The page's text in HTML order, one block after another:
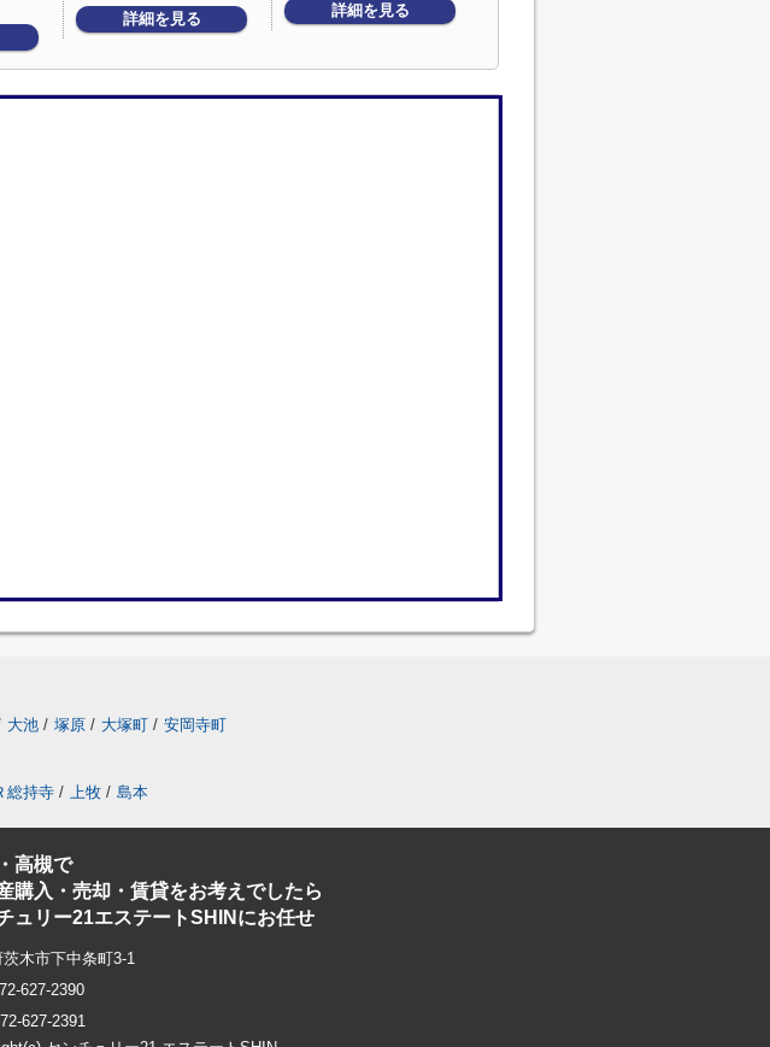
詳細を見る 詳細を見る
大池 / 塚原 / 大塚町 / 安岡寺町
総持寺 / 上牧 / 島本
高槻で
購入・売却・賃貸をお考えでしたら
ュリー21エステートSHINにお任せ
茨木市下中条町3-1
627-2390
627-2391